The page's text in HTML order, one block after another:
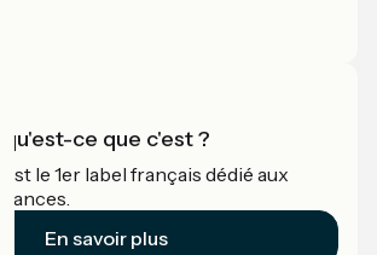
qu'est-ce que c'est ?
le 1er label français dédié aux
En savoir plus